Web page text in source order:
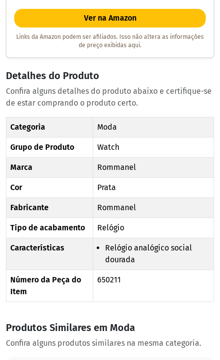
Ver na Amazon
Links da Amazon podem ser afiliados. Isso não altera as informações
de preço exibidas aqui.
Detalhes do Produto
Confira alguns detalhes do produto abaixo e certifique-se
de estar comprando o produto certo.
Categoria Moda
Grupo de Produto Watch
Marca Rommanel
Cor Prata
Fabricante Rommanel
Tipo de acabamento Relógio
Características
Relógio analógico social
dourada
Número da Peça do
Item
650211
Produtos Similares em Moda
Confira alguns produtos similares na mesma categoria.